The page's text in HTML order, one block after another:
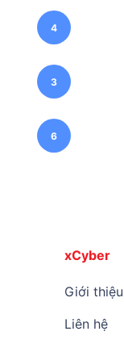
4
3
6
xCyber
Giới thiệu
Liên hệ